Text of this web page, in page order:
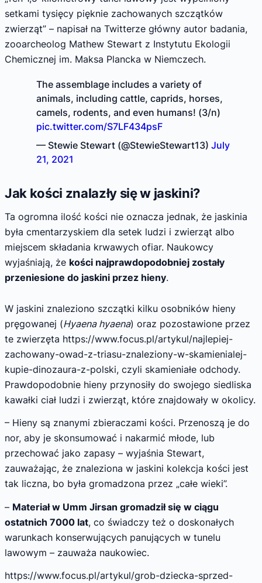
setkami tysięcy pięknie zachowanych szczątków
zwierząt” – napisał na Twitterze główny autor badania,
zooarcheolog Mathew Stewart z Instytutu Ekologii
Chemicznej im. Maksa Plancka w Niemczech.
The assemblage includes a variety of
animals, including cattle, caprids, horses,
camels, rodents, and even humans! (3/n)
pic.twitter.com/S7LF434psF
— Stewie Stewart (@StewieStewart13)July
21, 2021
Jak kości znalazły się w jaskini?
Ta ogromna ilość kości nie oznacza jednak, że jaskinia
była cmentarzyskiem dla setek ludzi i zwierząt albo
miejscem składania krwawych ofiar. Naukowcy
wyjaśniają, że kości najprawdopodobniej zostały
przeniesione do jaskini przez hieny.
W jaskini znaleziono szczątki kilku osobników hieny
pręgowanej (Hyaena hyaena) oraz pozostawione przez
te zwierzęta https://www.focus.pl/artykul/najlepiej-
zachowany-owad-z-triasu-znaleziony-w-skamienialej-
kupie-dinozaura-z-polski, czyli skamieniałe odchody.
Prawdopodobnie hieny przynosiły do swojego siedliska
kawałki ciał ludzi i zwierząt, które znajdowały w okolicy.
– Hieny są znanymi zbieraczami kości. Przenoszą je do
nor, aby je skonsumować i nakarmić młode, lub
przechować jako zapasy – wyjaśnia Stewart,
zauważając, że znaleziona w jaskini kolekcja kości jest
tak liczna, bo była gromadzona przez „całe wieki”.
– Materiał w Umm Jirsan gromadził się w ciągu
ostatnich 7000 lat, co świadczy też o doskonałych
warunkach konserwujących panujących w tunelu
lawowym – zauważa naukowiec.
https://www.focus.pl/artykul/grob-dziecka-sprzed-